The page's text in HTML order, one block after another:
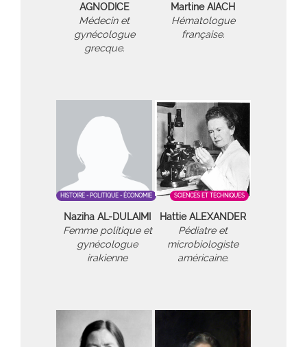
AGNODICE
Médecin et
gynécologue
grecque.
Martine AIACH
Hématologue
française.
HISTOIRE - POLITIQUE - ÉCONOMIE
Naziha AL-DULAIMI
Femme politique et
gynécologue
irakienne
SCIENCES ET TECHNIQUES
Hattie ALEXANDER
Pédiatre et
microbiologiste
américaine.